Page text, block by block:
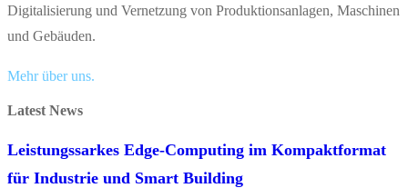
Digitalisierung und Vernetzung von Produktionsanlagen, Maschinen
und Gebäuden.
Mehr über uns.
Latest News
Leistungssarkes Edge-Computing im Kompaktformat
für Industrie und Smart Building